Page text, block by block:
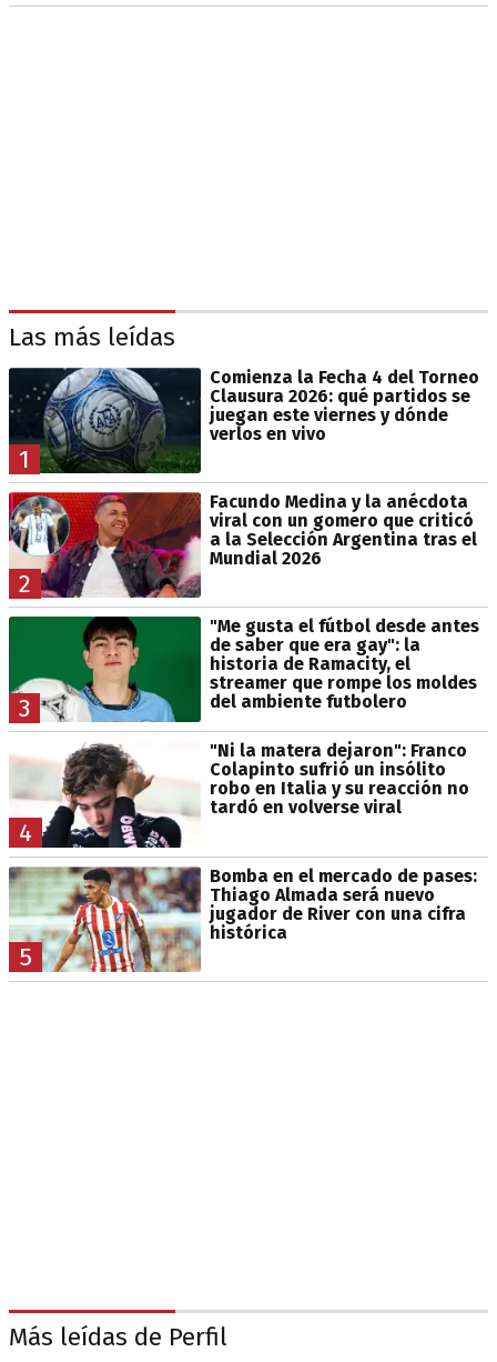
Las más leídas
1
Comienza la Fecha 4 del Torneo
Clausura 2026: qué partidos se
juegan este viernes y dónde
verlos en vivo
2
Facundo Medina y la anécdota
viral con un gomero que criticó
a la Selección Argentina tras el
Mundial 2026
3
"Me gusta el fútbol desde antes
de saber que era gay": la
historia de Ramacity, el
streamer que rompe los moldes
del ambiente futbolero
4
"Ni la matera dejaron": Franco
Colapinto sufrió un insólito
robo en Italia y su reacción no
tardó en volverse viral
5
Bomba en el mercado de pases:
Thiago Almada será nuevo
jugador de River con una cifra
histórica
Más leídas de Perfil